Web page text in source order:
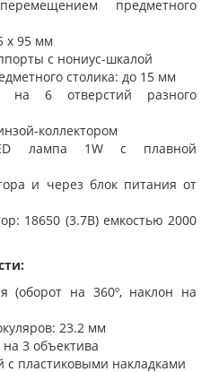
предметного
x 95 мм
с нониус-шкалой
столика: до 15 мм
на 6 отверстий разного
коллектором
лампа 1W с плавной
и через блок питания от
18650 (3.7В) емкостью 2000
(оборот на 360º, наклон на
23.2 мм
3 объектива
с пластиковыми накладками